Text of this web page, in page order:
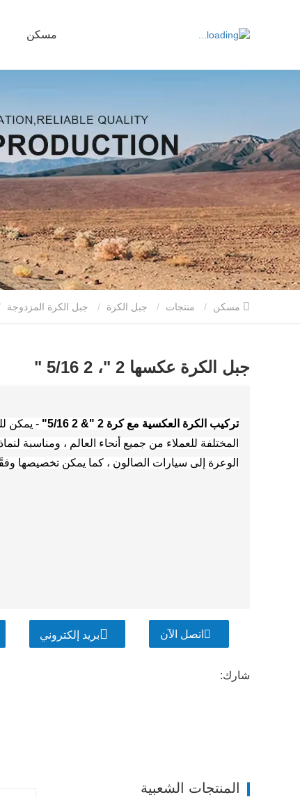
مسكن
منتجات جبل الكرة جبل الكرة المزدوجة
جبل الكرة عكسها 2 "، 2 5/16 "
تركيب الكرة العكسية مع كرة 2 "& 2 5/16"
- يمكن
المختلفة للعملاء من جميع أنحاء العالم ، ومناسبة
الوعرة إلى سيارات الصالون ، كما يمكن تخصيصها
اتصل الآن بريد إلكتروني
شارك:
المنتجات الشعبية